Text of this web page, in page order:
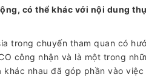
có thể khác với nội dung
trong chuyến tham quan có
công nhận và là một trong
khác nhau đã góp phần vào